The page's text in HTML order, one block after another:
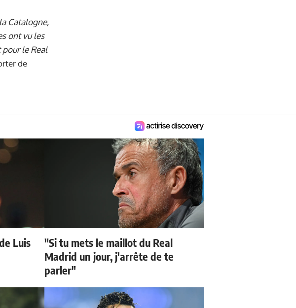
Catalogne,
ont vu les
le Real
de
Luis
"Si tu mets le maillot du Real
Madrid un jour, j'arrête de te
parler"